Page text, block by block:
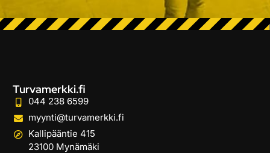
Turvamerkki.fi
044 238 6599
myynti@turvamerkki.fi
Kallipääntie 415
23100 Mynämäki